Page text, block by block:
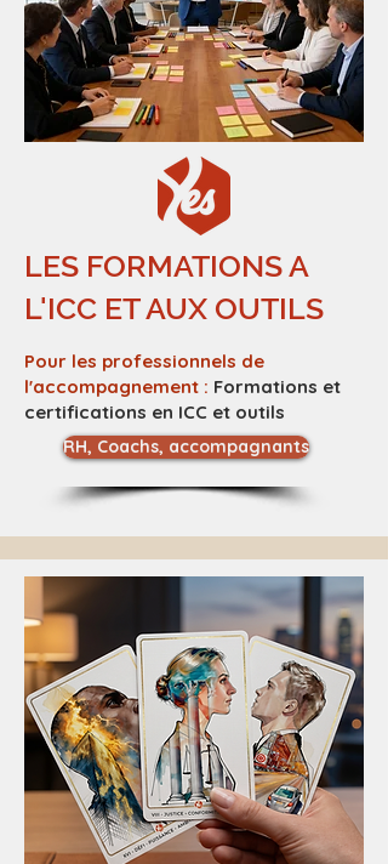
LES FORMATIONS A
L'ICC ET AUX OUTILS
Pour les professionnels de
l'accompagnement : Formations et
certifications en ICC et outils
RH, Coachs, accompagnants